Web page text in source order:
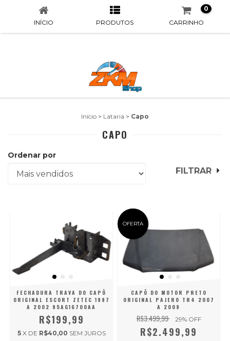
INÍCIO PRODUTOS CARRINHO
0
Início > Lataria > Capo
CAPO
Ordenar por
FILTRAR
FECHADURA TRAVA DO CAPÔ
ORIGINAL ESCORT ZETEC 1997
A 2002 95AG16700AA
R$199,99
5 X DE R$40,00 SEM JUROS
OFERTA
CAPÔ DO MOTOR PRETO
ORIGINAL PAJERO TR4 2007
A 2009
R$3.499,99 29% OFF
R$2.499,99